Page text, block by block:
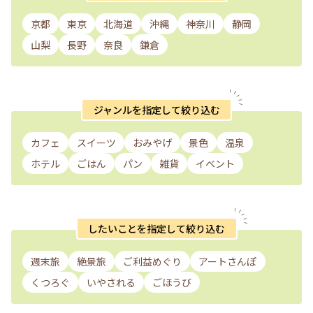
京都 東京 北海道 沖縄 神奈川
静岡
山梨
長野 奈良 鎌倉
ジャンルを指定して絞り込む
カフェ スイーツ おみやげ 景色
温泉
ホテル
ごはん パン 雑貨 イベント
したいことを指定して絞り込む
週末旅 絶景旅 ご利益めぐり
アートさんぽ
くつろぐ
いやされる ごほうび